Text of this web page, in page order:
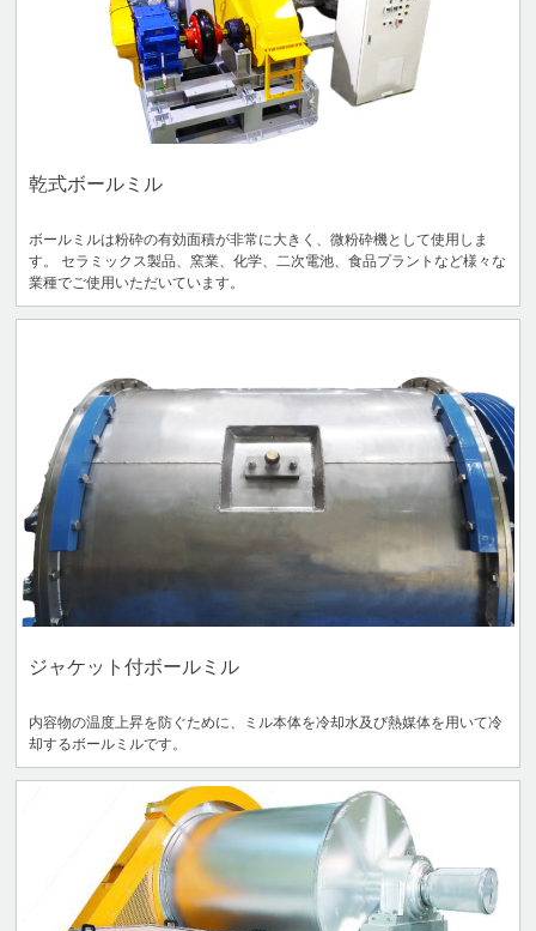
乾式ボールミル
ボールミルは粉砕の有効面積が非常に大きく、微粉砕機として使用しま
す。 セラミックス製品、窯業、化学、二次電池、食品プラントなど様々な
業種でご使用いただいています。
ジャケット付ボールミル
内容物の温度上昇を防ぐために、ミル本体を冷却水及び熱媒体を用いて冷
却するボールミルです。